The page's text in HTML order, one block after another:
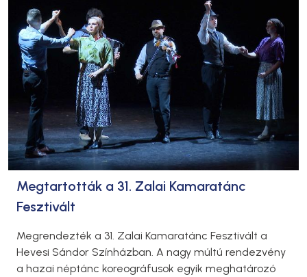
Megtartották a 31. Zalai Kamaratánc
Fesztivált
Megrendezték a 31. Zalai Kamaratánc Fesztivált a
Hevesi Sándor Színházban. A nagy múltú rendezvény
a hazai néptánc koreográfusok egyik meghatározó